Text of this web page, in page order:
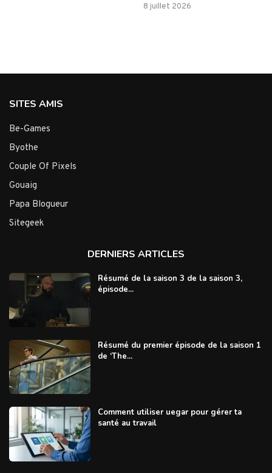
8 juillet 2026
SITES AMIS
Be-Games
Byothe
Couple Of Pixels
Gouaig
Papa Blogueur
Sitegeek
DERNIERS ARTICLES
Résumé de la saison 3 de la saison 3,
épisode...
Résumé du premier épisode de la saison 1
de ‘The...
Comment utiliser uegar pour gérer ta
santé au travail